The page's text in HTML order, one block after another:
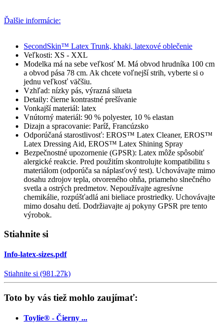
Ďalšie informácie:
SecondSkin™ Latex Trunk, khaki, latexové oblečenie
Veľkosti: XS - XXL
Modelka má na sebe veľkosť M. Má obvod hrudníka 100 cm
a obvod pása 78 cm. Ak chcete voľnejší strih, vyberte si o
jednu veľkosť väčšiu.
Vzhľad: nízky pás, výrazná silueta
Detaily: čierne kontrastné prešívanie
Vonkajší materiál: latex
Vnútorný materiál: 90 % polyester, 10 % elastan
Dizajn a spracovanie: Paríž, Francúzsko
Odporúčaná starostlivosť: EROS™ Latex Cleaner, EROS™
Latex Dressing Aid, EROS™ Latex Shining Spray
Bezpečnostné upozornenie (GPSR): Latex môže spôsobiť
alergické reakcie. Pred použitím skontrolujte kompatibilitu s
materiálom (odporúča sa náplasťový test). Uchovávajte mimo
dosahu zdrojov tepla, otvoreného ohňa, priameho slnečného
svetla a ostrých predmetov. Nepoužívajte agresívne
chemikálie, rozpúšťadlá ani bieliace prostriedky. Uchovávajte
mimo dosahu detí. Dodržiavajte aj pokyny GPSR pre tento
výrobok.
Stiahnite si
Info-latex-sizes.pdf
Stiahnite si (981.27k)
Toto by vás tiež mohlo zaujímať:
Toylie® - Čierny ...